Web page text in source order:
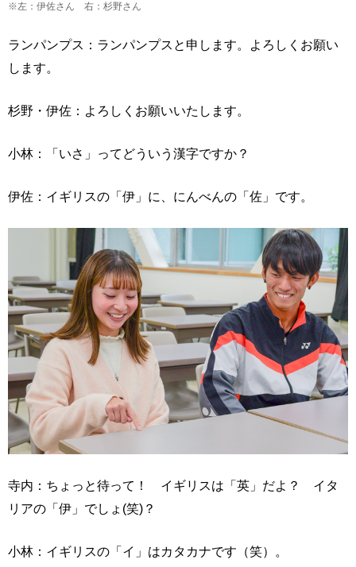
※左：伊佐さん 右：杉野さん
ランパンプス：ランパンプスと申します。よろしくお願い
します。
杉野・伊佐：よろしくお願いいたします。
小林：「いさ」ってどういう漢字ですか？
伊佐：イギリスの「伊」に、にんべんの「佐」です。
寺内：ちょっと待って！ イギリスは「英」だよ？ イタ
リアの「伊」でしょ(笑)？
小林：イギリスの「イ」はカタカナです（笑）。